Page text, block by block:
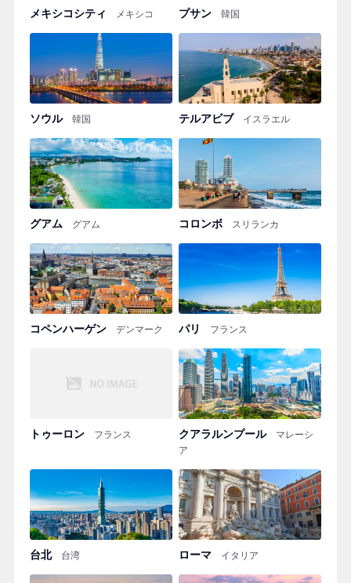
メキシコシティ メキシコ プサン 韓国
ソウル 韓国 テルアビブ イスラエル
グアム グアム コロンボ スリランカ
コペンハーゲン デンマーク パリ フランス
トゥーロン フランス クアラルンプール
マレーシ
ア
台北 台湾 ローマ イタリア